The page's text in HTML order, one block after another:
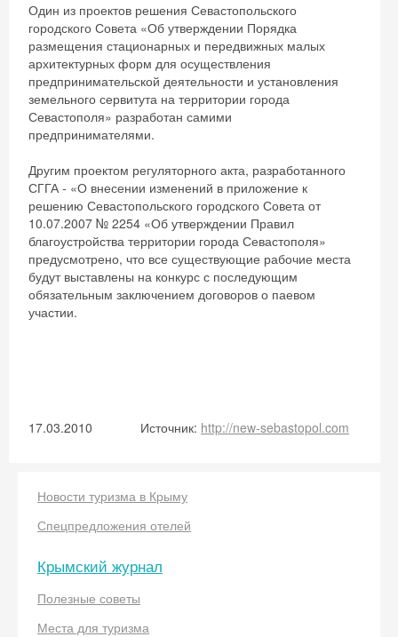
Один из проектов решения Севастопольского
городского Совета «Об утверждении Порядка
размещения стационарных и передвижных малых
архитектурных форм для осуществления
предпринимательской деятельности и установления
земельного сервитута на территории города
Севастополя» разработан самими
предпринимателями.
Другим проектом регуляторного акта, разработанного
СГГА - «О внесении изменений в приложение к
решению Севастопольского городского Совета от
10.07.2007 № 2254 «Об утверждении Правил
благоустройства территории города Севастополя»
предусмотрено, что все существующие рабочие места
будут выставлены на конкурс с последующим
обязательным заключением договоров о паевом
участии.
17.03.2010 Источник: http://new-sebastopol.com
Новости туризма в Крыму
Спецпредложения отелей
Крымский журнал
Полезные советы
Места для туризма
Скидка −5%
Получить промокод